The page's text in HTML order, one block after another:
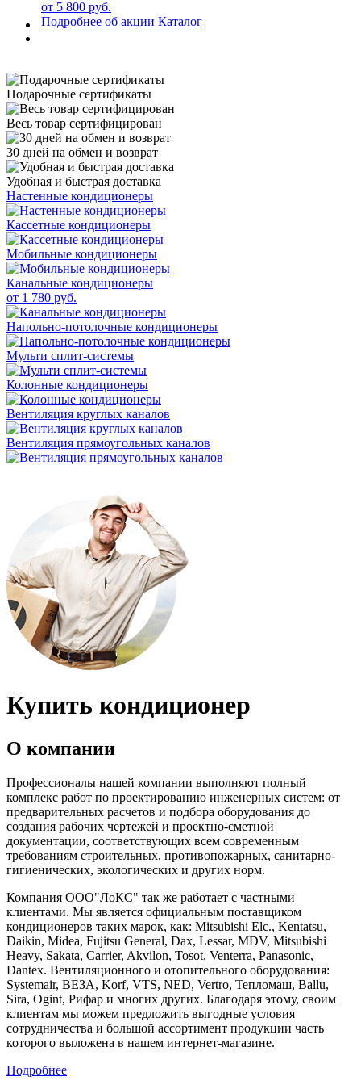
от 5 800 руб.
Подробнее об акции Каталог
Подарочные сертификаты
Весь товар сертифицирован
30 дней на обмен и возврат
Удобная и быстрая доставка
Настенные кондиционеры
Кассетные кондиционеры
Мобильные кондиционеры
Канальные кондиционеры
от 1 780 руб.
Напольно-потолочные кондиционеры
Мульти сплит-системы
Колонные кондиционеры
Вентиляция круглых каналов
Вентиляция прямоугольных каналов
Купить кондиционер
О компании
Профессионалы нашей компании выполняют полный
комплекс работ по проектированию инженерных систем: от
предварительных расчетов и подбора оборудования до
создания рабочих чертежей и проектно-сметной
документации, соответствующих всем современным
требованиям строительных, противопожарных, санитарно-
гигиенических, экологических и других норм.
Компания ООО"ЛоКС" так же работает с частными
клиентами. Мы является официальным поставщиком
кондиционеров таких марок, как: Mitsubishi Elc., Kentatsu,
Daikin, Midea, Fujitsu General, Dax, Lessar, MDV, Mitsubishi
Heavy, Sakata, Carrier, Akvilon, Tosot, Venterra, Panasonic,
Dantex. Вентиляционного и отопительного оборудования:
Systemair, ВЕЗА, Korf, VTS, NED, Vertro, Тепломаш, Ballu,
Sira, Ogint, Рифар и многих других. Благодаря этому, своим
клиентам мы можем предложить выгодные условия
сотрудничества и большой ассортимент продукции часть
которого выложена в нашем интернет-магазине.
Подробнее